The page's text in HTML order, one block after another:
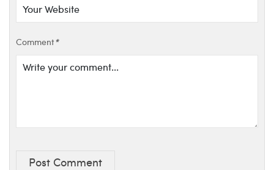
Comment*
Post Comment